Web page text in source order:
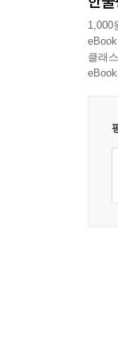
1,000
클래